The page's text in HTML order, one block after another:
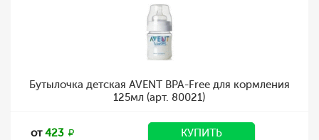
Бутылочка детская AVENT BPA-Free для кормления
125мл (арт. 80021)
от423 КУПИТЬ